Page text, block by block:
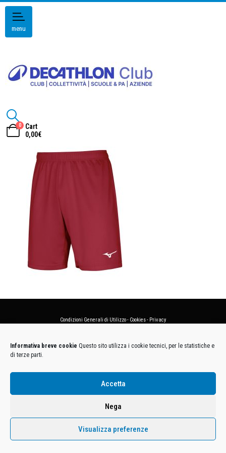
Informativa breve cookie Questo sito utilizza i cookie tecnici, per le statistiche e
di terze parti.
Accetta
Nega
Visualizza preferenze
menu
0
Cart
0,00€
Condizioni Generali di Utilizzo- Cookies- Privacy
Euro 12.500.000 i.v. - C.F. e Iscr. Reg. Imp. Monza e Brianza 02137480964 - R.E.A. MB-1370021 -
P.IVA. 11005760159 - Direzione e coordinamento art. 2497 C.C. DECATHLON SA, Villeneuve